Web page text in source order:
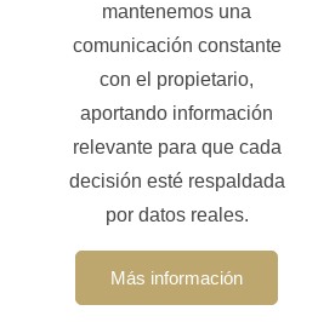
mantenemos una
comunicación constante
con el propietario,
aportando información
relevante para que cada
decisión esté respaldada
por datos reales.
Más información